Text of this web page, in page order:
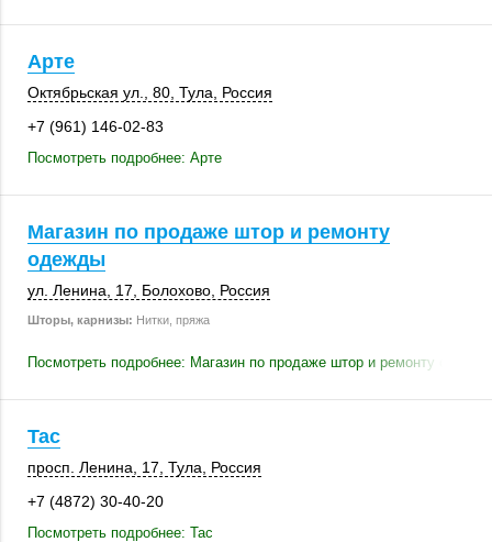
Арте
Октябрьская ул., 80 Тула
Россия
+7 (961) 146-02-83
Посмотреть подробнее: Арте
Магазин по продаже штор и ремонту
одежды
ул. Ленина, 17 Болохово Россия
Шторы, карнизы: Нитки, пряжа
Посмотреть подробнее: Магазин по продаже штор и ремонту одежды
Tac
просп. Ленина, 17 Тула
Россия
+7 (4872) 30-40-20
Посмотреть подробнее: Tac